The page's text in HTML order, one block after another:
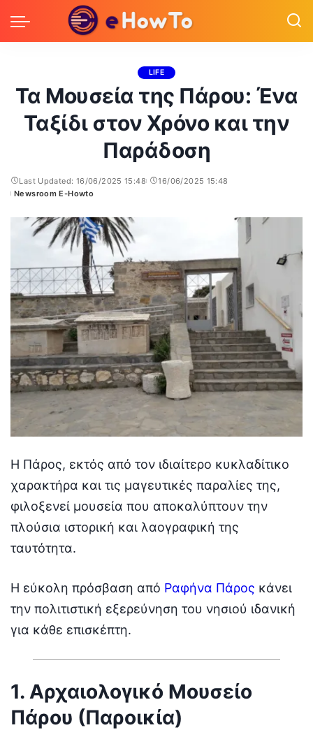
LIFE
Τα Μουσεία της Πάρου: Ένα
Ταξίδι στον Χρόνο και την
Παράδοση
Last Updated: 16/06/2025 15:48
16/06/2025 15:48
Posted
Newsroom E-Howto
Η Πάρος, εκτός από τον ιδιαίτερο κυκλαδίτικο
χαρακτήρα και τις μαγευτικές παραλίες της,
φιλοξενεί μουσεία που αποκαλύπτουν την
πλούσια ιστορική και λαογραφική της
ταυτότητα.
Η εύκολη πρόσβαση από Ραφήνα Πάρος κάνει
την πολιτιστική εξερεύνηση του νησιού ιδανική
για κάθε επισκέπτη.
1. Αρχαιολογικό Μουσείο
Πάρου (Παροικία)